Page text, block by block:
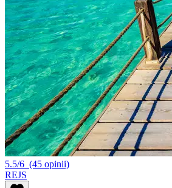
5.5/6 (45 opinii)
REJS